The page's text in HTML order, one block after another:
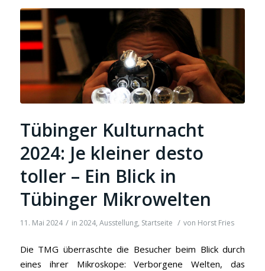
Tübinger Kulturnacht
2024: Je kleiner desto
toller – Ein Blick in
Tübinger Mikrowelten
11. Mai 2024 / in 2024, Ausstellung, Startseite / von Horst Fries
Die TMG überraschte die Besucher beim Blick durch
eines ihrer Mikroskope: Verborgene Welten, das